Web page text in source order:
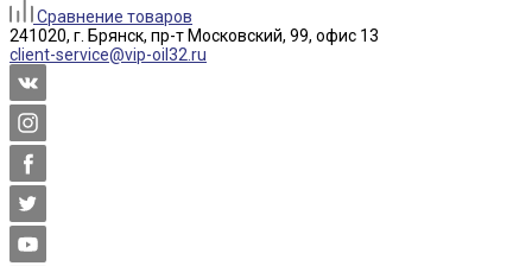
Сравнение товаров
241020, г. Брянск, пр-т Московский, 99, офис 13
client-service@vip-oil32.ru